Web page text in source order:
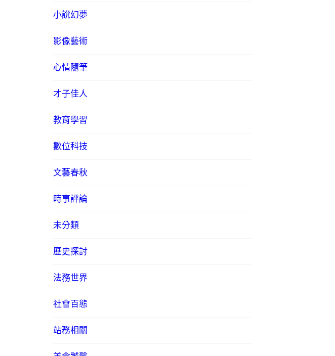
小說幻夢
影像藝術
心情隨筆
才子佳人
教育學習
數位科技
文藝春秋
時事評論
未分類
歷史探討
法務世界
社會百態
站務相關